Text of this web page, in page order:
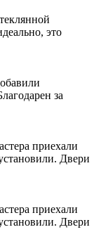
это
за
приехали
Двери
приехали
Двери